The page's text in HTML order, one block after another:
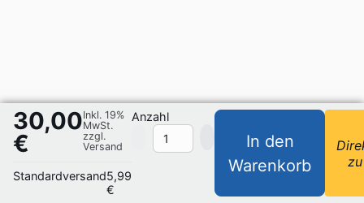
30,00
€
Inkl. 19%
MwSt.
zzgl.
Versand
Standardversand5,99
€
Anzahl
In den
Warenkorb
zu